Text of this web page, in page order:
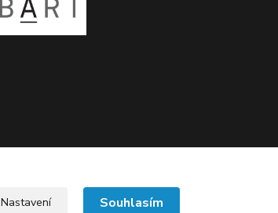
Upravit sběr cookies.
Nastavení Souhlasím